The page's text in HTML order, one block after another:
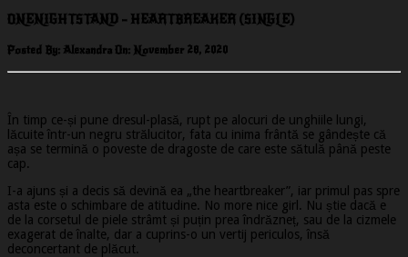
ONENIGHTSTAND – HEARTBREAKER (SINGLE)
Posted By: Alexandra On: November 28, 2020
În timp ce-și pune dresul-plasă, rupt pe alocuri de unghiile lungi,
lăcuite într-un negru strălucitor, fata cu inima frântă se gândește că
așa se termină o poveste de dragoste de care este sătulă până peste
cap.
I-a ajuns și a decis să devină ea „the heartbreaker”, iar primul pas spre
asta este o schimbare de atitudine. No more nice girl. Nu știe dacă e
de la corsetul de piele strâmt și puțin prea îndrăzneț, sau de la cizmele
exagerat de înalte, dar a cuprins-o un vertij periculos, însă
deconcertant de plăcut.